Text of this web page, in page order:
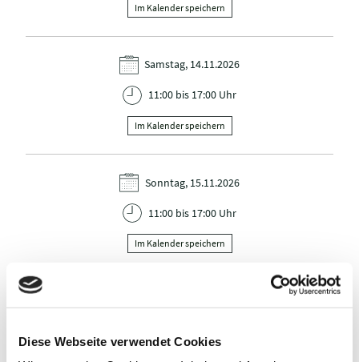
Diese Webseite verwendet Cookies
Im Kalender speichern
Samstag, 14.11.2026
11:00 bis 17:00 Uhr
Im Kalender speichern
Sonntag, 15.11.2026
11:00 bis 17:00 Uhr
Im Kalender speichern